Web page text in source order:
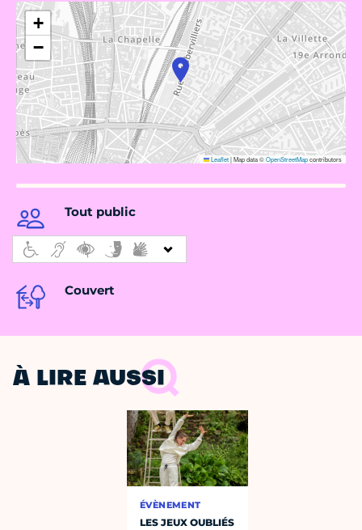
+
−
Leaflet|Map data ©OpenStreetMapcontributors
Tout public
Couvert
À LIRE AUSSI
ÉVÈNEMENT
LES JEUX OUBLIÉS